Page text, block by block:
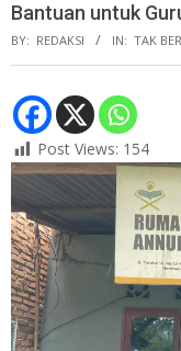
Bantuan untuk
BY: REDAKSI IN: TAK
Post Views: 154